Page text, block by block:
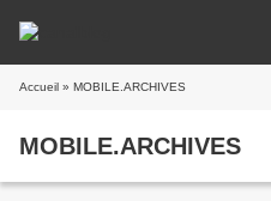
Accueil » MOBILE.ARCHIVES
MOBILE.ARCHIVES